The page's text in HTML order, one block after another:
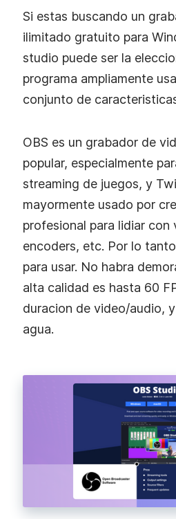
Si estas buscando un
ilimitado gratuito para
studio puede ser la
programa ampliamente
conjunto de
OBS es un grabador de
popular, especialmente
streaming de juegos, y
mayormente usado por
profesional para lidiar con
encoders, etc. Por lo
para usar. No habra
alta calidad es hasta 60
duracion de video/audio,
agua.